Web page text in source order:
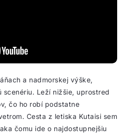
a nadmorskej výške,
scenériu. Leží nižšie, uprostred
čo ho robí podstatne
Cesta z letiska Kutaisi sem
čomu ide o najdostupnejšiu